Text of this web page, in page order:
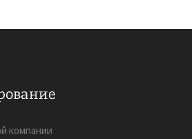
компании